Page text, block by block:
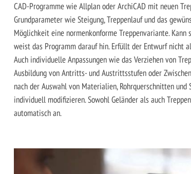
CAD-Programme wie Allplan oder ArchiCAD mit neuen
Grundparameter wie Steigung, Treppenlauf und das
Möglichkeit eine normenkonforme Treppenvariante.
weist das Programm darauf hin. Erfüllt der Entwurf nicht
Auch individuelle Anpassungen wie das Verziehen von
Ausbildung von Antritts- und Austrittsstufen oder
nach der Auswahl von Materialien, Rohrquerschnitten
individuell modifizieren. Sowohl Geländer als auch
automatisch an.